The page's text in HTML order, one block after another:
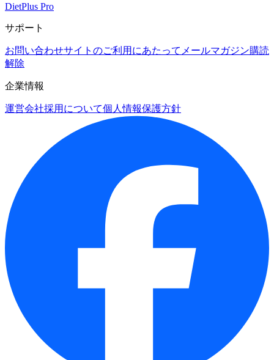
DietPlus Pro
サポート
お問い合わせサイトのご利用にあたって メールマガジン購読
解除
企業情報
運営会社採用について個人情報保護方針